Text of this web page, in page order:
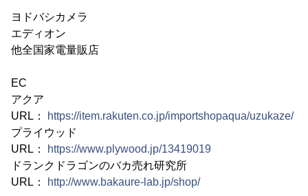
ヨドバシカメラ
エディオン
他全国家電量販店
EC
アクア
URL：
https://item.rakuten.co.jp/importshopaqua/uzukaze/
プライウッド
URL：
https://www.plywood.jp/13419019
ドランクドラゴンのバカ売れ研究所
URL：
http://www.bakaure-lab.jp/shop/